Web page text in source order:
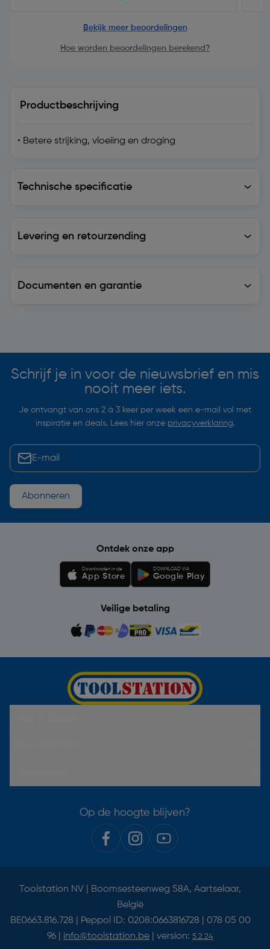
Bekijk meer beoordelingen
Hoe worden beoordelingen berekend?
Productbeschrijving
• Betere strijking, vloeiing en droging
Technische specificatie
Levering en retourzending
Documenten en garantie
Schrijf je in voor de nieuwsbrief en mis
nooit meer iets.
Je ontvangt van ons 2 à 3 keer per week een e-mail vol met
inspiratie en deals. Lees hier onze privacyverklaring.
Abonneren
Ontdek onze app
Downloaden in de
App Store
DOWNLOAD VIA
Google Play
Veilige betaling
Op de hoogte blijven?
Toolstation NV | Boomsesteenweg 58A, Aartselaar,
België
BE0663.816.728 | Peppol ID: 0208:0663816728 | 078 05 00
96 | info@toolstation.be | version: 5.2.24